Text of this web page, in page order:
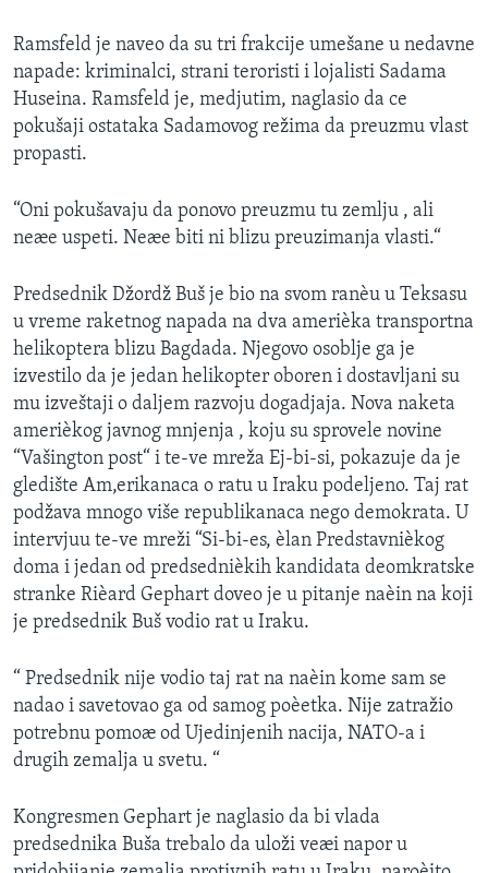
Ramsfeld je naveo da su tri frakcije umešane u nedavne
napade: kriminalci, strani teroristi i lojalisti Sadama
Huseina. Ramsfeld je, medjutim, naglasio da ce
pokušaji ostataka Sadamovog režima da preuzmu vlast
propasti.
“Oni pokušavaju da ponovo preuzmu tu zemlju , ali
neæe uspeti. Neæe biti ni blizu preuzimanja vlasti.“
Predsednik Džordž Buš je bio na svom ranèu u Teksasu
u vreme raketnog napada na dva amerièka transportna
helikoptera blizu Bagdada. Njegovo osoblje ga je
izvestilo da je jedan helikopter oboren i dostavljani su
mu izveštaji o daljem razvoju dogadjaja. Nova naketa
amerièkog javnog mnjenja , koju su sprovele novine
“Vašington post“ i te-ve mreža Ej-bi-si, pokazuje da je
gledište Am,erikanaca o ratu u Iraku podeljeno. Taj rat
podžava mnogo više republikanaca nego demokrata. U
intervjuu te-ve mreži “Si-bi-es, èlan Predstavnièkog
doma i jedan od predsednièkih kandidata deomkratske
stranke Rièard Gephart doveo je u pitanje naèin na koji
je predsednik Buš vodio rat u Iraku.
“ Predsednik nije vodio taj rat na naèin kome sam se
nadao i savetovao ga od samog poèetka. Nije zatražio
potrebnu pomoæ od Ujedinjenih nacija, NATO-a i
drugih zemalja u svetu. “
Kongresmen Gephart je naglasio da bi vlada
predsednika Buša trebalo da uloži veæi napor u